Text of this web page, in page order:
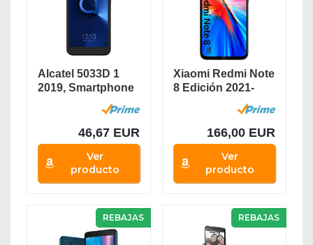
Alcatel 5033D 1
2019, Smartphone
- Pantalla 5" -...
46,67 EUR
Ver
producto
Xiaomi Redmi Note
8 Edición 2021-
Smartphone 4GB...
166,00 EUR
Ver
producto
REBAJAS REBAJAS